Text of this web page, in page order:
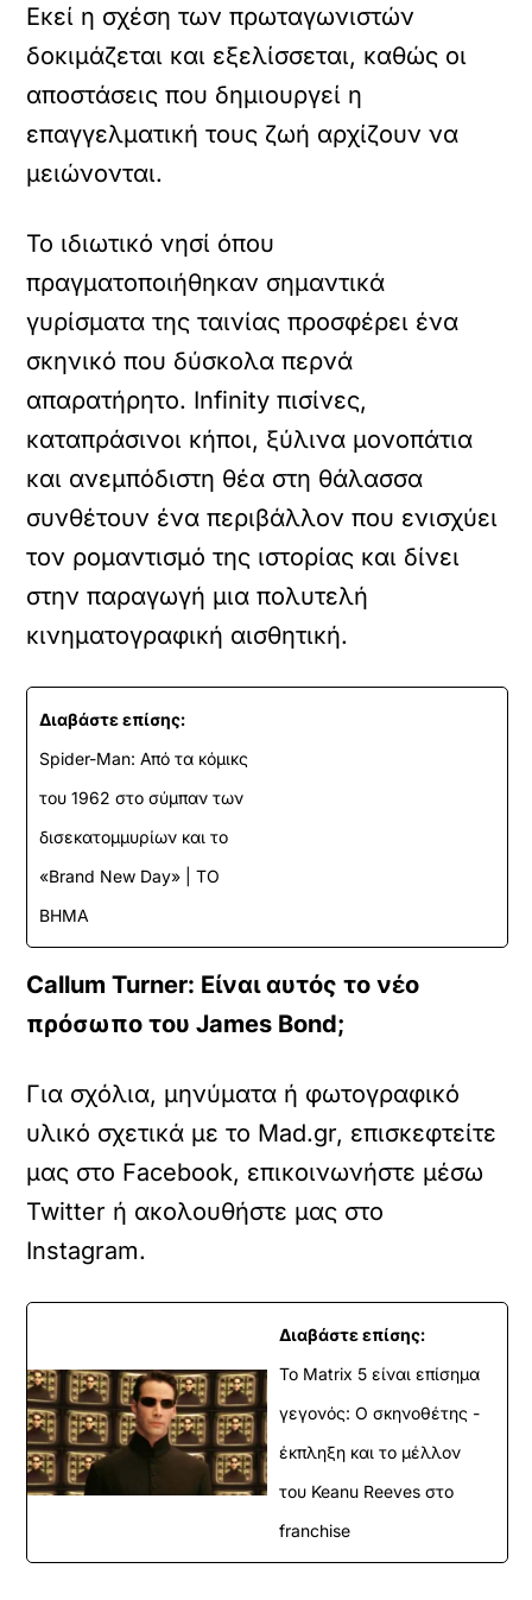
Εκεί η σχέση των πρωταγωνιστών
δοκιμάζεται και εξελίσσεται, καθώς οι
αποστάσεις που δημιουργεί η
επαγγελματική τους ζωή αρχίζουν να
μειώνονται.
Το ιδιωτικό νησί όπου
πραγματοποιήθηκαν σημαντικά
γυρίσματα της ταινίας προσφέρει ένα
σκηνικό που δύσκολα περνά
απαρατήρητο. Infinity πισίνες,
καταπράσινοι κήποι, ξύλινα μονοπάτια
και ανεμπόδιστη θέα στη θάλασσα
συνθέτουν ένα περιβάλλον που ενισχύει
τον ρομαντισμό της ιστορίας και δίνει
στην παραγωγή μια πολυτελή
κινηματογραφική αισθητική.
Διαβάστε επίσης:
Spider-Man: Από τα κόμικς
του 1962 στο σύμπαν των
δισεκατομμυρίων και το
«Brand New Day» | ΤΟ
ΒΗΜΑ
Callum Turner: Είναι αυτός το νέο
πρόσωπο του James Bond;
Για σχόλια, μηνύματα ή φωτογραφικό
υλικό σχετικά με το Mad.gr, επισκεφτείτε
μας στο Facebook, επικοινωνήστε μέσω
Twitter ή ακολουθήστε μας στο
Instagram.
Διαβάστε επίσης:
Το Matrix 5 είναι επίσημα
γεγονός: Ο σκηνοθέτης -
έκπληξη και το μέλλον
του Keanu Reeves στο
franchise